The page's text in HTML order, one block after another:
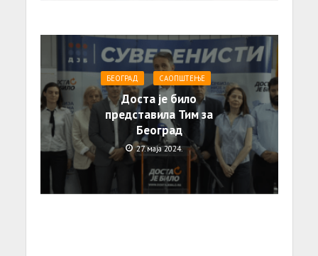
БЕОГРАД САОПШТЕЊE
Доста је било
представила Тим за
Београд
27. маја 2024.